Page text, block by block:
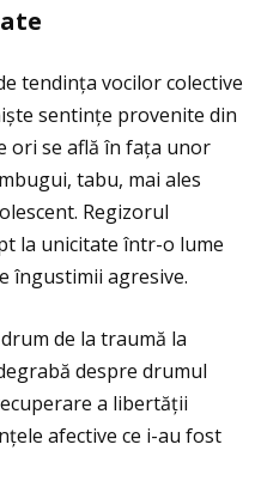
tendinţa vocilor colective
sentinţe provenite din
ori se află în faţa unor
tabu, mai ales
Regizorul
la unicitate într-o lume
îngustimii agresive.
de la traumă la
despre drumul
a libertăţii
afective ce i-au fost